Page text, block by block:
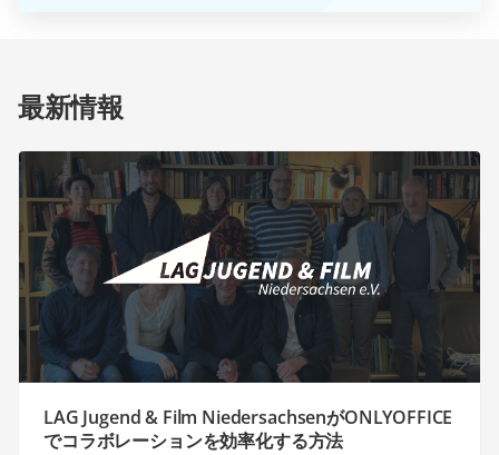
最新情報
LAG Jugend & Film NiedersachsenがONLYOFFICE
でコラボレーションを効率化する方法